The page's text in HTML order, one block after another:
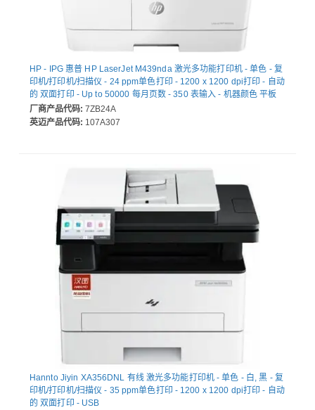
HP - IPG 惠普 HP LaserJet M439nda 激光多功能打印机 - 单色 - 复
印机/打印机/扫描仪 - 24 ppm单色打印 - 1200 x 1200 dpi打印 - 自动
的 双面打印 - Up to 50000 每月页数 - 350 表输入 - 机器颜色 平板
扫描仪 - 600 dpi光学扫描 - Fast Ethernet - USB - 为 普通纸打印
厂商产品代码: 7ZB24A
英迈产品代码: 107A307
Hannto Jiyin XA356DNL 有线 激光多功能打印机 - 单色 - 白, 黑 - 复
印机/打印机/扫描仪 - 35 ppm单色打印 - 1200 x 1200 dpi打印 - 自动
的 双面打印 - USB